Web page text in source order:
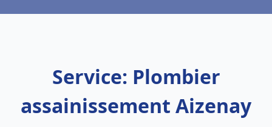
Service: Plombier
assainissement Aizenay